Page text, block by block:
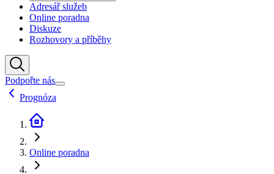
Adresář služeb
Online poradna
Diskuze
Rozhovory a příběhy
Podpořte nás
Prognóza
Online poradna